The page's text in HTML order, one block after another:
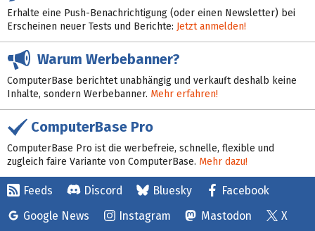
Erhalte eine Push-Benachrichtigung (oder einen Newsletter) bei
Erscheinen neuer Tests und Berichte: Jetzt anmelden!
Warum Werbebanner?
ComputerBase berichtet unabhängig und verkauft deshalb keine
Inhalte, sondern Werbebanner. Mehr erfahren!
ComputerBase Pro
ComputerBase Pro ist die werbefreie, schnelle, flexible und
zugleich faire Variante von ComputerBase. Mehr dazu!
Feeds Discord Bluesky
Facebook
Google News
Instagram Mastodon X